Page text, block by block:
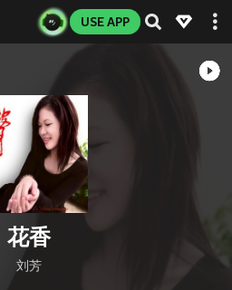
USE APP
花香
刘芳